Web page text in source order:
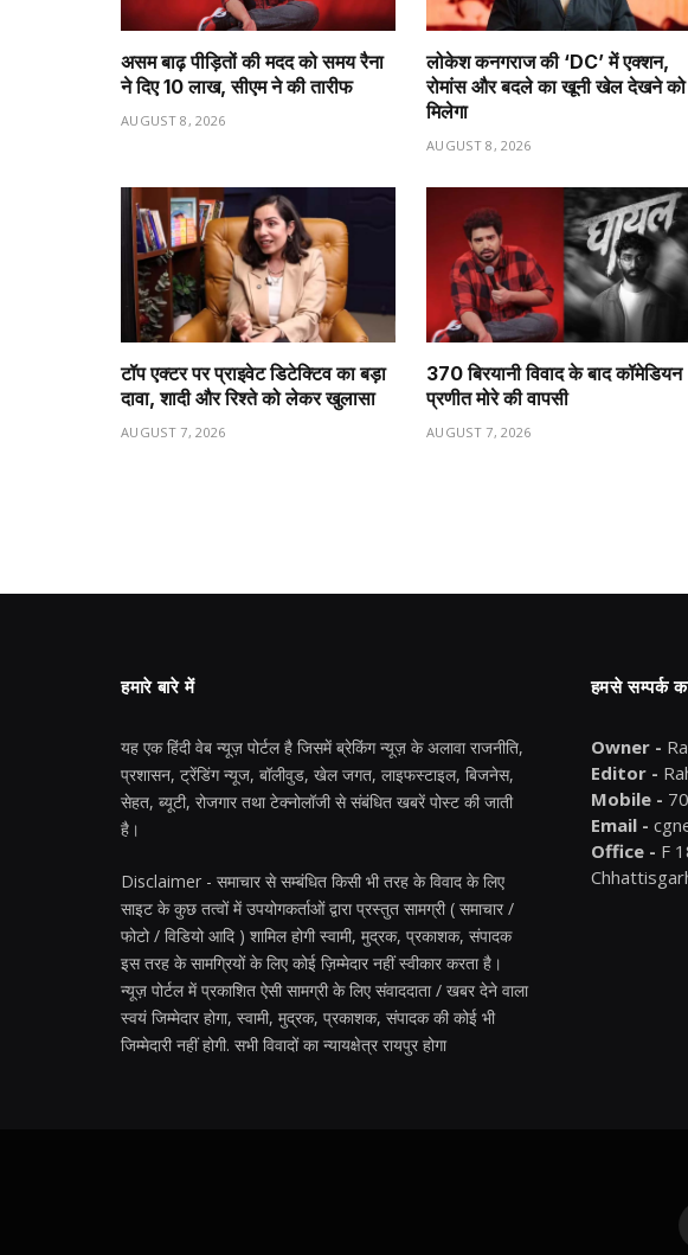
असम बाढ़ पीड़ितों की मदद को समय रैना
ने दिए 10 लाख, सीएम ने की तारीफ
AUGUST 8, 2026
लोकेश कनगराज की ‘DC’ में एक्शन,
रोमांस और बदले का खूनी खेल देखने को
मिलेगा
AUGUST 8, 2026
टॉप एक्टर पर प्राइवेट डिटेक्टिव का बड़ा
दावा, शादी और रिश्ते को लेकर खुलासा
AUGUST 7, 2026
₹370 बिरयानी विवाद के बाद कॉमेडियन
प्रणीत मोरे की वापसी
AUGUST 7, 2026
हमारे बारे में
यह एक हिंदी वेब न्यूज़ पोर्टल है जिसमें ब्रेकिंग न्यूज़ के अलावा राजनीति,
प्रशासन, ट्रेंडिंग न्यूज, बॉलीवुड, खेल जगत, लाइफस्टाइल, बिजनेस,
सेहत, ब्यूटी, रोजगार तथा टेक्नोलॉजी से संबंधित खबरें पोस्ट की जाती
है।
Disclaimer - समाचार से सम्बंधित किसी भी तरह के विवाद के लिए
साइट के कुछ तत्वों में उपयोगकर्ताओं द्वारा प्रस्तुत सामग्री ( समाचार /
फोटो / विडियो आदि ) शामिल होगी स्वामी, मुद्रक, प्रकाशक, संपादक
इस तरह के सामग्रियों के लिए कोई ज़िम्मेदार नहीं स्वीकार करता है।
न्यूज़ पोर्टल में प्रकाशित ऐसी सामग्री के लिए संवाददाता / खबर देने वाला
स्वयं जिम्मेदार होगा, स्वामी, मुद्रक, प्रकाशक, संपादक की कोई भी
जिम्मेदारी नहीं होगी. सभी विवादों का न्यायक्षेत्र रायपुर होगा
हमसे सम्पर्क
Owner -
Editor -
Mobile -
Email -
Office - F